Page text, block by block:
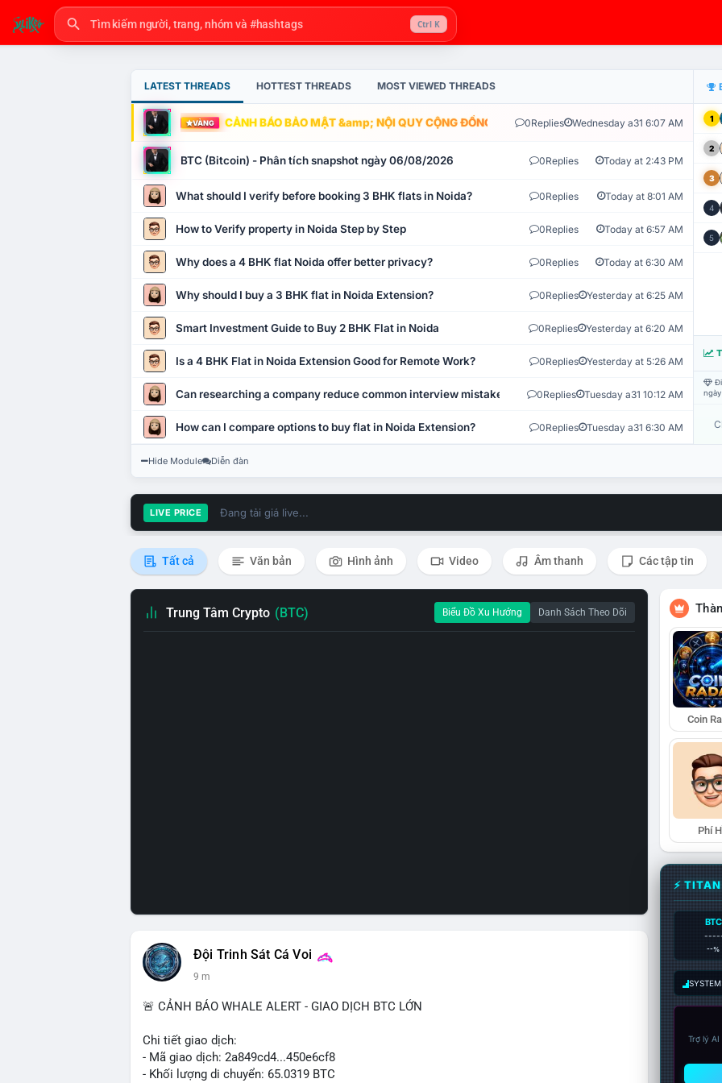
Ctrl K
LATEST THREADS HOTTEST THREADS MOST VIEWED THREADS
VÀNG CẢNH BÁO BẢO MẬT &amp; NỘI QUY CỘNG ĐỒNG VLIKE.VN: HỆ THỐNG GIÁM SÁT TỰ
0Replies Wednesday a31 6:07 AM
BTC (Bitcoin) - Phân tích snapshot ngày 06/08/2026 0Replies Today at 2:43 PM
What should I verify before booking 3 BHK flats in Noida? 0Replies Today at 8:01 AM
How to Verify property in Noida Step by Step 0Replies Today at 6:57 AM
Why does a 4 BHK flat Noida offer better privacy? 0Replies Today at 6:30 AM
Why should I buy a 3 BHK flat in Noida Extension? 0Replies Yesterday at 6:25 AM
Smart Investment Guide to Buy 2 BHK Flat in Noida 0Replies Yesterday at 6:20 AM
Is a 4 BHK Flat in Noida Extension Good for Remote Work? 0Replies Yesterday at 5:26 AM
Can researching a company reduce common interview mistakes? 0Replies Tuesday a31 10:12 AM
How can I compare options to buy flat in Noida Extension? 0Replies Tuesday a31 6:30 AM
1
2
3
4
5
Hide Module Diễn đàn
LIVE PRICE Đang tải giá live...
Tất cả Văn bản Hình ảnh Video Âm thanh Các tập tin
Trung Tâm Crypto (BTC) Biểu Đồ Xu Hướng Danh Sách Theo Dõi
Đội Trinh Sát Cá Voi
9 m
🚨 CẢNH BÁO WHALE ALERT - GIAO DỊCH BTC LỚN
Chi tiết giao dịch:
- Mã giao dịch: 2a849cd4...450e6cf8
- Khối lượng di chuyển: 65.0319 BTC
Coin
Phí
⚡
BTC
--%
Trợ lý